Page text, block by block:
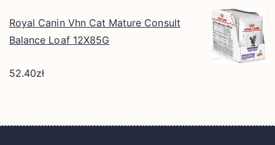
Royal Canin Vhn Cat Mature Consult
Balance Loaf 12X85G
52.40zł